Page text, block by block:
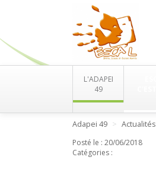
L'ADAPEI
49
Adapei 49 Actualités
Posté le : 20/06/2018
Catégories :